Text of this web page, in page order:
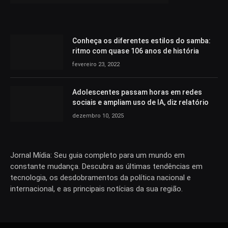
Conheça os diferentes estilos do samba:
ritmo com quase 106 anos de história
fevereiro 23, 2022
Adolescentes passam horas em redes
sociais e ampliam uso de IA, diz relatório
dezembro 10, 2025
Jornal Mídia: Seu guia completo para um mundo em
constante mudança. Descubra as últimas tendências em
tecnologia, os desdobramentos da política nacional e
internacional, e as principais notícias da sua região.